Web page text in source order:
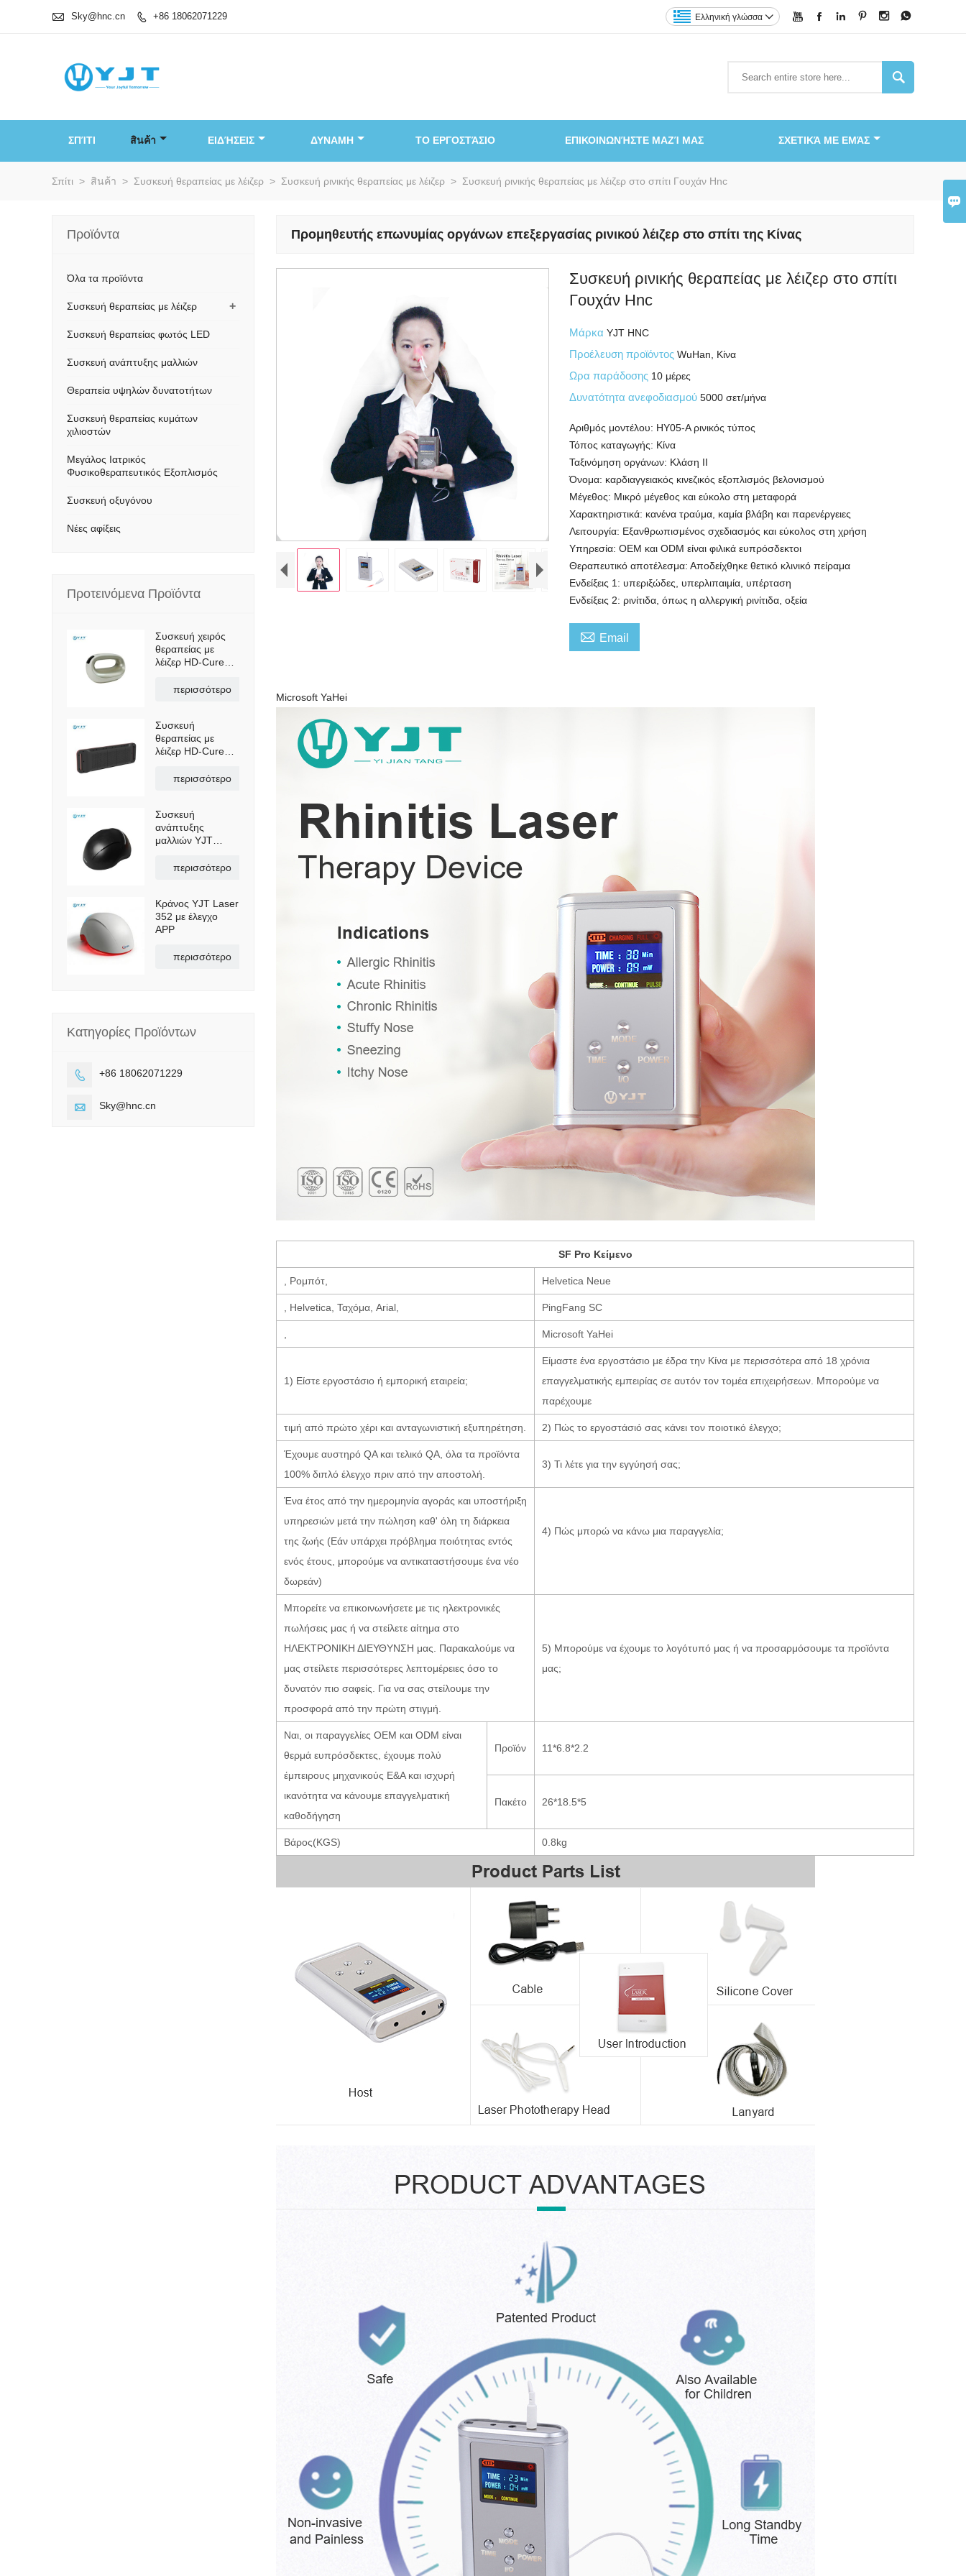

 Sky@hnc.cn  +86 18062071229      
Ελληνική γλώσσα 

ΣΠΊΤΙ สินค้า ΕΙΔΉΣΕΙΣ ΔΥΝΑΜΗ ΤΟ ΕΡΓΟΣΤΆΣΙΟ ΕΠΙΚΟΙΝΩΝΉΣΤΕ ΜΑΖΊ ΜΑΣ ΣΧΕΤΙΚΆ ΜΕ ΕΜΆΣ
Σπίτι > สินค้า > Συσκευή θεραπείας με λέιζερ > Συσκευή ρινικής θεραπείας με λέιζερ > Συσκευή ρινικής θεραπείας με λέιζερ στο σπίτι Γουχάν Hnc
Προμηθευτής επωνυμίας οργάνων επεξεργασίας ρινικού λέιζερ στο σπίτι της Κίνας
Συσκευή ρινικής θεραπείας με λέιζερ στο σπίτι
Γουχάν Hnc
ΜάρκαYJT HNC
Προέλευση προϊόντοςWuHan, Κίνα
Ωρα παράδοσης 10 μέρες
Δυνατότητα ανεφοδιασμού5000 σετ/μήνα
Αριθμός μοντέλου: HY05-A ρινικός τύπος
Τόπος καταγωγής: Κίνα
Ταξινόμηση οργάνων: Κλάση II
Όνομα: καρδιαγγειακός κινεζικός εξοπλισμός βελονισμού
Μέγεθος: Μικρό μέγεθος και εύκολο στη μεταφορά
Χαρακτηριστικά: κανένα τραύμα, καμία βλάβη και παρενέργειες
Λειτουργία: Εξανθρωπισμένος σχεδιασμός και εύκολος στη χρήση
Υπηρεσία: OEM και ODM είναι φιλικά ευπρόσδεκτοι
Θεραπευτικό αποτέλεσμα: Αποδείχθηκε θετικό κλινικό πείραμα
Ενδείξεις 1: υπεριξώδες, υπερλιπαιμία, υπέρταση
Ενδείξεις 2: ρινίτιδα, όπως η αλλεργική ρινίτιδα, οξεία
 Email
Microsoft YaHei
SF Pro Κείμενο
, Ρομπότ, Helvetica Neue
, Helvetica, Ταχόμα, Arial, PingFang SC
Microsoft YaHei
1) Είστε εργοστάσιο ή εμπορική εταιρεία;
Είμαστε ένα εργοστάσιο με έδρα την Κίνα με περισσότερα από 18 χρόνια
επαγγελματικής εμπειρίας σε αυτόν τον τομέα επιχειρήσεων. Μπορούμε να
παρέχουμε
τιμή από πρώτο χέρι και ανταγωνιστική εξυπηρέτηση. 2) Πώς το εργοστάσιό σας κάνει τον ποιοτικό έλεγχο;
Έχουμε αυστηρό QA και τελικό QA, όλα τα προϊόντα
100% διπλό έλεγχο πριν από την αποστολή.
3) Τι λέτε για την εγγύησή σας;
Ένα έτος από την ημερομηνία αγοράς και υποστήριξη
υπηρεσιών μετά την πώληση καθ' όλη τη διάρκεια
της ζωής (Εάν υπάρχει πρόβλημα ποιότητας εντός
ενός έτους, μπορούμε να αντικαταστήσουμε ένα νέο
δωρεάν)
4) Πώς μπορώ να κάνω μια παραγγελία;
Μπορείτε να επικοινωνήσετε με τις ηλεκτρονικές
πωλήσεις μας ή να στείλετε αίτημα στο
ΗΛΕΚΤΡΟΝΙΚΗ ΔΙΕΥΘΥΝΣΗ μας. Παρακαλούμε να
μας στείλετε περισσότερες λεπτομέρειες όσο το
δυνατόν πιο σαφείς. Για να σας στείλουμε την
προσφορά από την πρώτη στιγμή.
5) Μπορούμε να έχουμε το λογότυπό μας ή να προσαρμόσουμε τα προϊόντα
μας;
Ναι, οι παραγγελίες OEM και ODM είναι
θερμά ευπρόσδεκτες, έχουμε πολύ
έμπειρους μηχανικούς Ε&Α και ισχυρή
ικανότητα να κάνουμε επαγγελματική
καθοδήγηση
Προϊόν 11*6.8*2.2
Πακέτο 26*18.5*5
Βάρος(KGS) 0.8kg
Προϊόντα
Όλα τα προϊόντα
+
Συσκευή θεραπείας με λέιζερ
Συσκευή θεραπείας φωτός LED
Συσκευή ανάπτυξης μαλλιών
Θεραπεία υψηλών δυνατοτήτων
Συσκευή θεραπείας κυμάτων
χιλιοστών
Μεγάλος Ιατρικός
Φυσικοθεραπευτικός Εξοπλισμός
Συσκευή οξυγόνου
Νέες αφίξεις
Προτεινόμενα Προϊόντα
Συσκευή χειρός
θεραπείας με
λέιζερ HD-Cure
ανακούφισης
εξαιρετικά μήκους
κύματος OEM
περισσότερο
Συσκευή
θεραπείας με
λέιζερ HD-Cure
χαμηλής στάθμης
για ανακούφιση
από τον πόνο και
ανάρρωση
περισσότερο
Συσκευή
ανάπτυξης
μαλλιών YJT
περισσότερο
Κράνος YJT Laser
352 με έλεγχο
APP
περισσότερο
Κατηγορίες Προϊόντων
 +86 18062071229
 Sky@hnc.cn